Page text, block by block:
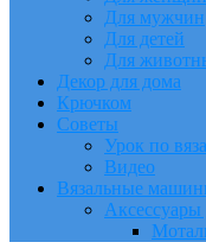
Для мужчин
Для детей
Для
Декор для дома
Крючком
Советы
Урок по
Видео
Вязальные